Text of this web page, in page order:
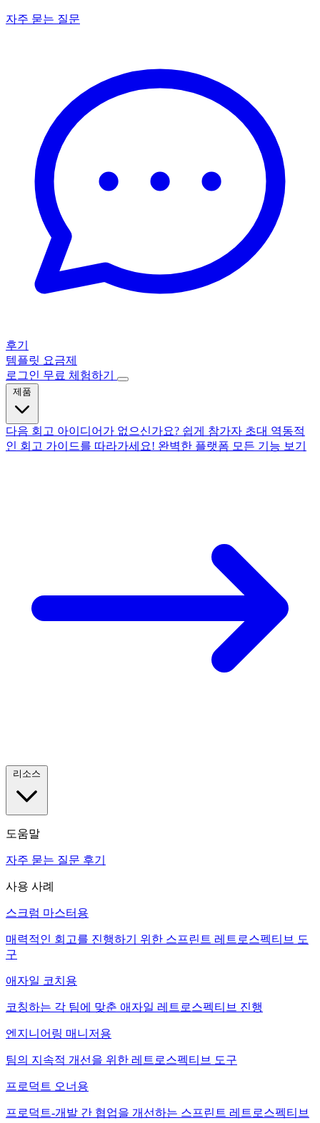
자주 묻는 질문
후기
템플릿 요금제
로그인 무료 체험하기
다음 회고 아이디어가 없으신가요? 쉽게 참가자 초대 역동적
인 회고 가이드를 따라가세요! 완벽한 플랫폼 모든 기능 보기
도움말
자주 묻는 질문 후기
사용 사례
스크럼 마스터용
매력적인 회고를 진행하기 위한 스프린트 레트로스펙티브 도
구
애자일 코치용
코칭하는 각 팀에 맞춘 애자일 레트로스펙티브 진행
엔지니어링 매니저용
팀의 지속적 개선을 위한 레트로스펙티브 도구
프로덕트 오너용
프로덕트-개발 간 협업을 개선하는 스프린트 레트로스펙티브